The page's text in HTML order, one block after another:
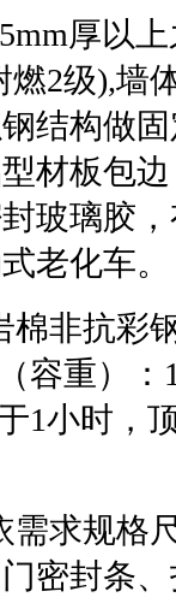
厚以
2级),墙
结构做
材板包
玻璃胶
老化车。
棉非抗彩
容重）：
1小时，
需求规格
密封条